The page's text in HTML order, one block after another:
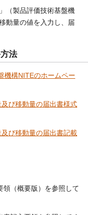
（製品評価技術基盤機
動量の値を入力し、届
法
機構NITEのホームペー
び移動量の届出書様式
び移動量の届出書記載
（概要版）を参照して